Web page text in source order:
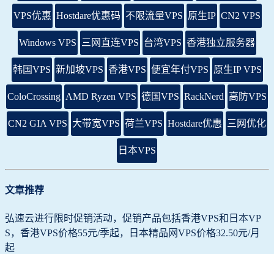
VPS优惠 Hostdare优惠码 不限流量VPS 原生IP CN2 VPS
Windows VPS 三网直连VPS 台湾VPS 香港独立服务器
韩国VPS 新加坡VPS 香港VPS 便宜年付VPS 原生IP VPS
ColoCrossing AMD Ryzen VPS 德国VPS RackNerd 高防VPS
CN2 GIA VPS 大带宽VPS 荷兰VPS Hostdare优惠 三网优化
日本VPS
文章推荐
弘速云进行限时促销活动，促销产品包括香港VPS和日本VP
S，香港VPS价格55元/季起，日本精品网VPS价格32.50元/月
起